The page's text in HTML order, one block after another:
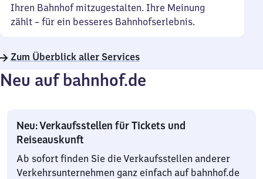
Ihren Bahnhof mitzugestalten. Ihre Meinung
zählt – für ein besseres Bahnhofserlebnis.
Zum Überblick aller Services
Neu auf bahnhof.de
Neu: Verkaufsstellen für Tickets und
Reiseauskunft
Ab sofort finden Sie die Verkaufsstellen anderer
Verkehrsunternehmen ganz einfach auf bahnhof.de